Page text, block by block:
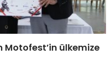
Motofest’in ülkemize